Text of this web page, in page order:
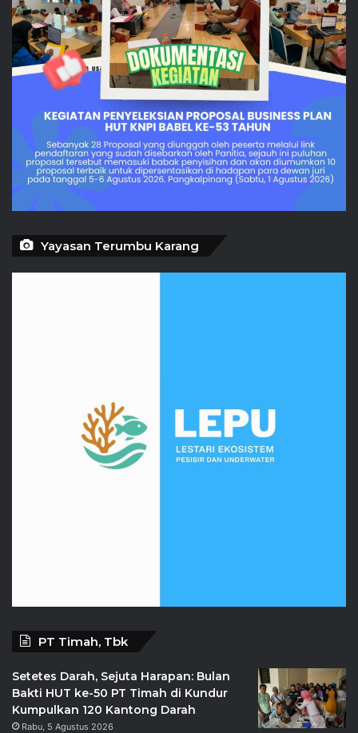
Yayasan Terumbu Karang
PT Timah, Tbk
Setetes Darah, Sejuta Harapan: Bulan
Bakti HUT ke-50 PT Timah di Kundur
Kumpulkan 120 Kantong Darah
Rabu, 5 Agustus 2026